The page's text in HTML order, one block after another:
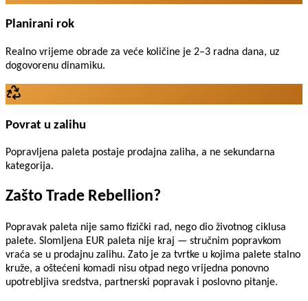
Planirani rok
Realno vrijeme obrade za veće količine je 2–3 radna dana, uz
dogovorenu dinamiku.
Povrat u zalihu
Popravljena paleta postaje prodajna zaliha, a ne sekundarna
kategorija.
Zašto Trade Rebellion?
Popravak paleta nije samo fizički rad, nego dio životnog ciklusa
palete. Slomljena EUR paleta nije kraj — stručnim popravkom
vraća se u prodajnu zalihu. Zato je za tvrtke u kojima palete stalno
kruže, a oštećeni komadi nisu otpad nego vrijedna ponovno
upotrebljiva sredstva, partnerski popravak i poslovno pitanje.